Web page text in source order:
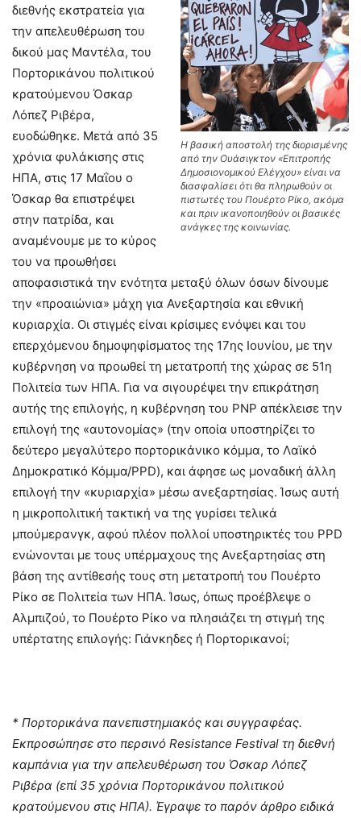
Η βασική αποστολή της διορισμένης
από την Ουάσιγκτον «Επιτροπής
Δημοσιονομικού Ελέγχου» είναι να
διασφαλίσει ότι θα πληρωθούν οι
πιστωτές του Πουέρτο Ρίκο, ακόμα
και πριν ικανοποιηθούν οι βασικές
ανάγκες της κοινωνίας.
διεθνής εκστρατεία για
την απελευθέρωση του
δικού μας Μαντέλα, του
Πορτορικάνου πολιτικού
κρατούμενου Όσκαρ
Λόπεζ Ριβέρα,
ευοδώθηκε. Μετά από 35
χρόνια φυλάκισης στις
ΗΠΑ, στις 17 Μαΐου ο
Όσκαρ θα επιστρέψει
στην πατρίδα, και
αναμένουμε με το κύρος
του να προωθήσει
αποφασιστικά την ενότητα μεταξύ όλων όσων δίνουμε
την «προαιώνια» μάχη για Ανεξαρτησία και εθνική
κυριαρχία. Οι στιγμές είναι κρίσιμες ενόψει και του
επερχόμενου δημοψηφίσματος της 17ης Ιουνίου, με την
κυβέρνηση να προωθεί τη μετατροπή της χώρας σε 51η
Πολιτεία των ΗΠΑ. Για να σιγουρέψει την επικράτηση
αυτής της επιλογής, η κυβέρνηση του ΡΝΡ απέκλεισε την
επιλογή της «αυτονομίας» (την οποία υποστηρίζει το
δεύτερο μεγαλύτερο πορτορικάνικο κόμμα, το Λαϊκό
Δημοκρατικό Κόμμα/PPD), και άφησε ως μοναδική άλλη
επιλογή την «κυριαρχία» μέσω ανεξαρτησίας. Ίσως αυτή
η μικροπολιτική τακτική να της γυρίσει τελικά
μπούμερανγκ, αφού πλέον πολλοί υποστηρικτές του PPD
ενώνονται με τους υπέρμαχους της Ανεξαρτησίας στη
βάση της αντίθεσής τους στη μετατροπή του Πουέρτο
Ρίκο σε Πολιτεία των ΗΠΑ. Ίσως, όπως προέβλεψε ο
Αλμπιζού, το Πουέρτο Ρίκο να πλησιάζει τη στιγμή της
υπέρτατης επιλογής: Γιάνκηδες ή Πορτορικανοί;
* Πορτορικάνα πανεπιστημιακός και συγγραφέας.
Εκπροσώπησε στο περσινό Resistance Festival τη διεθνή
καμπάνια για την απελευθέρωση του Όσκαρ Λόπεζ
Ριβέρα (επί 35 χρόνια Πορτορικάνου πολιτικού
κρατούμενου στις ΗΠΑ). Έγραψε το παρόν άρθρο ειδικά